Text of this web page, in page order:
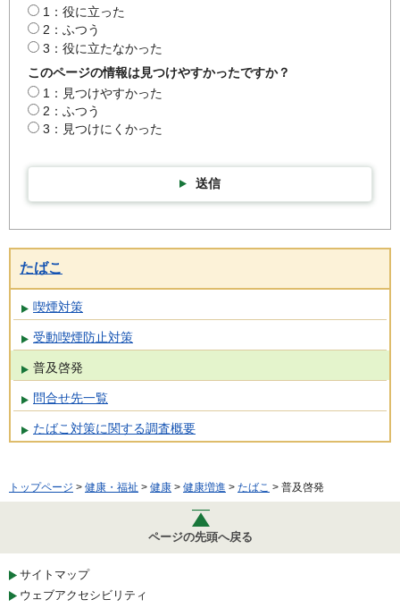
1：役に立った
2：ふつう
3：役に立たなかった
このページの情報は見つけやすかったですか？
1：見つけやすかった
2：ふつう
3：見つけにくかった
送信
たばこ
喫煙対策
受動喫煙防止対策
普及啓発
問合せ先一覧
たばこ対策に関する調査概要
トップページ > 健康・福祉 > 健康 > 健康増進 > たばこ > 普及啓発
ページの先頭へ戻る
サイトマップ
ウェブアクセシビリティ